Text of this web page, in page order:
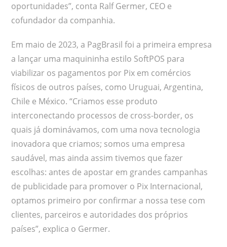
oportunidades”, conta Ralf Germer, CEO e
cofundador da companhia.
Em maio de 2023, a PagBrasil foi a primeira empresa
a lançar uma maquininha estilo SoftPOS para
viabilizar os pagamentos por Pix em comércios
físicos de outros países, como Uruguai, Argentina,
Chile e México. “Criamos esse produto
interconectando processos de cross-border, os
quais já dominávamos, com uma nova tecnologia
inovadora que criamos; somos uma empresa
saudável, mas ainda assim tivemos que fazer
escolhas: antes de apostar em grandes campanhas
de publicidade para promover o Pix Internacional,
optamos primeiro por confirmar a nossa tese com
clientes, parceiros e autoridades dos próprios
países”, explica o Germer.